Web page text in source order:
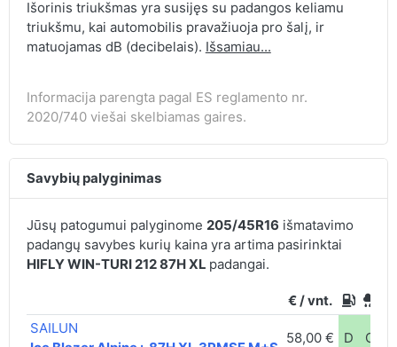
Išorinis triukšmas yra susijęs su padangos keliamu
triukšmu, kai automobilis pravažiuoja pro šalį, ir
matuojamas dB (decibelais). Išsamiau...
Informacija parengta pagal ES reglamento nr.
2020/740 viešai skelbiamas gaires.
Savybių palyginimas
Jūsų patogumui palyginome 205/45R16 išmatavimo
padangų savybes kurių kaina yra artima pasirinktai
HIFLY WIN-TURI 212 87H XL padangai.
€ / vnt.
SAILUN
58,00 € D C